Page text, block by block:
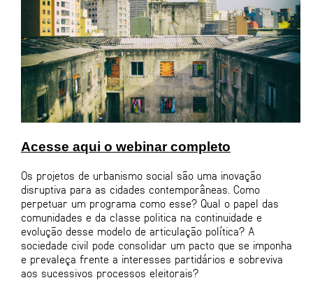
Acesse aqui o webinar completo
Os projetos de urbanismo social são uma inovação
disruptiva para as cidades contemporâneas. Como
perpetuar um programa como esse? Qual o papel das
comunidades e da classe politica na continuidade e
evolução desse modelo de articulação política? A
sociedade civil pode consolidar um pacto que se imponha
e prevaleça frente a interesses partidários e sobreviva
aos sucessivos processos eleitorais?